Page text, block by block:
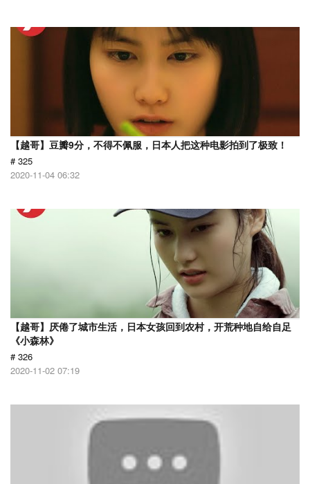
【越哥】豆瓣9分，不得不佩服，日本人把这种电影拍到了极致！
# 325
2020-11-04 06:32
【越哥】厌倦了城市生活，日本女孩回到农村，开荒种地自给自足
《小森林》
# 326
2020-11-02 07:19